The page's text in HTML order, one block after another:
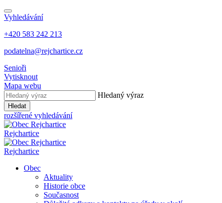
Vyhledávání
+420 583 242 213
podatelna@rejchartice.cz
Senioři
Vytisknout
Mapa webu
Hledaný výraz
Hledat
rozšířené vyhledávání
Rejchartice
Rejchartice
Obec
Aktuality
Historie obce
Současnost